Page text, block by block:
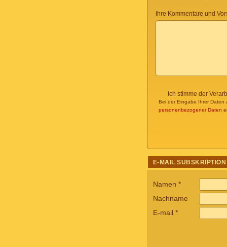
Ihre Kommentare und
Ich stimme der
Bei der Eingabe Ihrer Daten
personenbezogener Daten
E-MAIL SUBSKRIPTION
Namen *
Nachname
E-mail *